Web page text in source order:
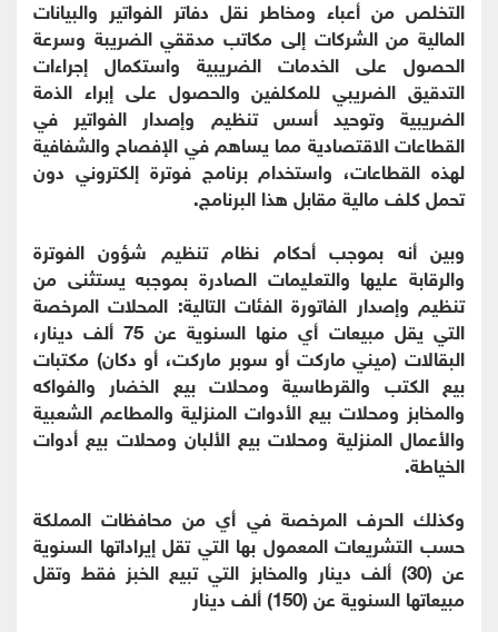
التخلص من أعباء ومخاطر نقل دفاتر الفواتير والبيانات
المالية من الشركات إلى مكاتب مدققي الضريبة وسرعة
الحصول على الخدمات الضريبية واستكمال إجراءات
التدقيق الضريبي للمكلفين والحصول على إبراء الذمة
الضريبية وتوحيد أسس تنظيم وإصدار الفواتير في
القطاعات الاقتصادية مما يساهم في الإفصاح والشفافية
لهذه القطاعات، واستخدام برنامج فوترة إلكتروني دون
تحمل كلف مالية مقابل هذا البرنامج.
وبين أنه بموجب أحكام نظام تنظيم شؤون الفوترة
والرقابة عليها والتعليمات الصادرة بموجبه يستثنى من
تنظيم وإصدار الفاتورة الفئات التالية: المحلات المرخصة
التي يقل مبيعات أي منها السنوية عن 75 ألف دينار،
البقالات (ميني ماركت أو سوبر ماركت، أو دكان) مكتبات
بيع الكتب والقرطاسية ومحلات بيع الخضار والفواكه
والمخابز ومحلات بيع الأدوات المنزلية والمطاعم الشعبية
والأعمال المنزلية ومحلات بيع الألبان ومحلات بيع أدوات
الخياطة.
وكذلك الحرف المرخصة في أي من محافظات المملكة
حسب التشريعات المعمول بها التي تقل إيراداتها السنوية
عن (30) ألف دينار والمخابز التي تبيع الخبز فقط وتقل
مبيعاتها السنوية عن (150) ألف دينار